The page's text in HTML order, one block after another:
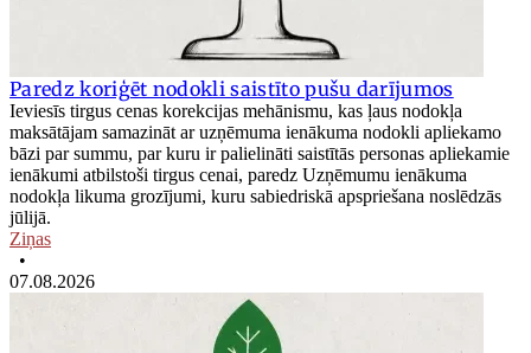
Paredz koriģēt nodokli saistīto pušu darījumos
Ieviesīs tirgus cenas korekcijas mehānismu, kas ļaus nodokļa
maksātājam samazināt ar uzņēmuma ienākuma nodokli apliekamo
bāzi par summu, par kuru ir palielināti saistītās personas apliekamie
ienākumi atbilstoši tirgus cenai, paredz Uzņēmumu ienākuma
nodokļa likuma grozījumi, kuru sabiedriskā apspriešana noslēdzās
jūlijā.
Ziņas
•
07.08.2026